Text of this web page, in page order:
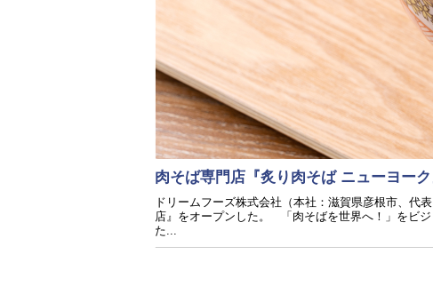
肉そば専門店『炙り肉そば ニューヨー
ドリームフーズ株式会社（本社：滋賀県彦根市、代
店』をオープンした。 「肉そばを世界へ！」をビ
た...